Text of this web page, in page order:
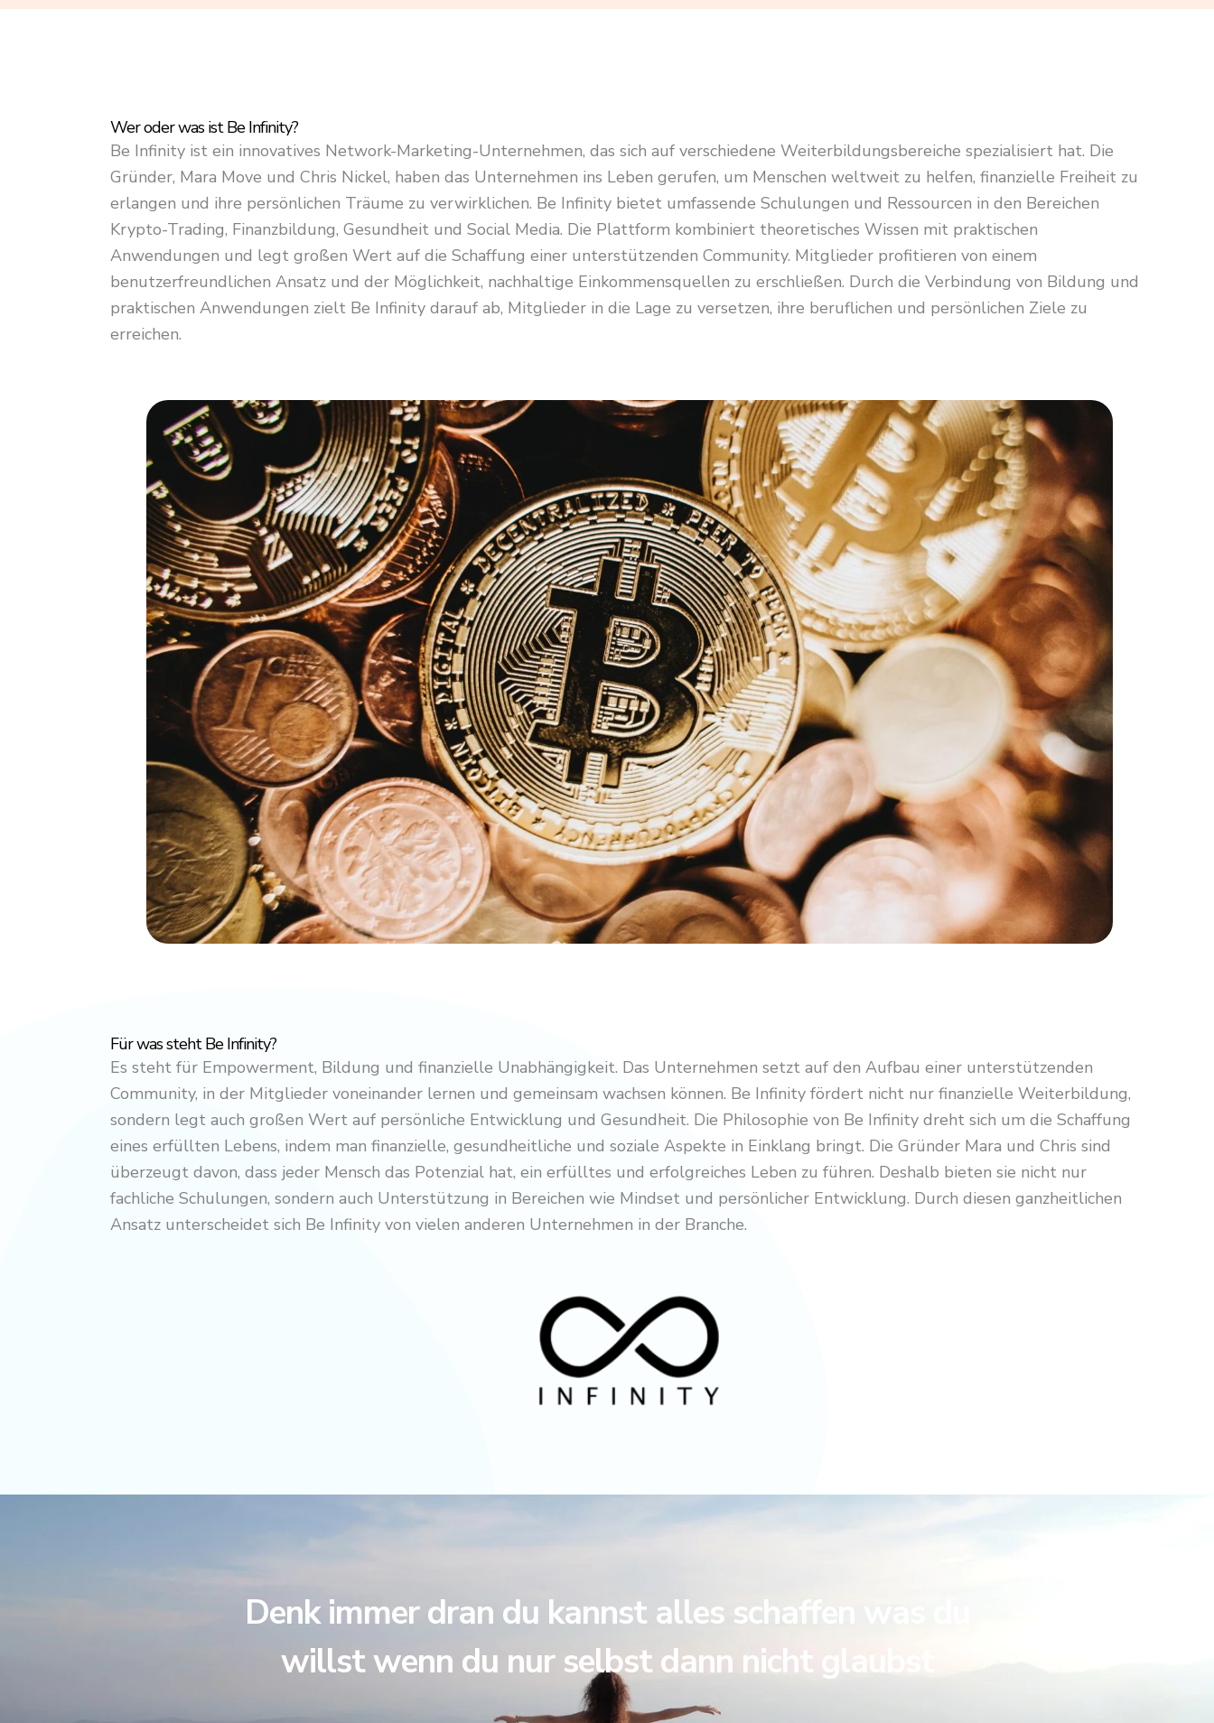
t
o
f
5
Wer oder was ist Be Infinity?
Be Infinity ist ein innovatives Network-Marketing-Unternehmen, das sich auf verschiedene Weiterbildungsbereiche spezialisiert hat. Die
Gründer, Mara Move und Chris Nickel, haben das Unternehmen ins Leben gerufen, um Menschen weltweit zu helfen, finanzielle Freiheit zu
erlangen und ihre persönlichen Träume zu verwirklichen. Be Infinity bietet umfassende Schulungen und Ressourcen in den Bereichen
Krypto-Trading, Finanzbildung, Gesundheit und Social Media. Die Plattform kombiniert theoretisches Wissen mit praktischen
Anwendungen und legt großen Wert auf die Schaffung einer unterstützenden Community. Mitglieder profitieren von einem
benutzerfreundlichen Ansatz und der Möglichkeit, nachhaltige Einkommensquellen zu erschließen. Durch die Verbindung von Bildung und
praktischen Anwendungen zielt Be Infinity darauf ab, Mitglieder in die Lage zu versetzen, ihre beruflichen und persönlichen Ziele zu
erreichen.
Für was steht Be Infinity?
Es steht für Empowerment, Bildung und finanzielle Unabhängigkeit. Das Unternehmen setzt auf den Aufbau einer unterstützenden
Community, in der Mitglieder voneinander lernen und gemeinsam wachsen können. Be Infinity fördert nicht nur finanzielle Weiterbildung,
sondern legt auch großen Wert auf persönliche Entwicklung und Gesundheit. Die Philosophie von Be Infinity dreht sich um die Schaffung
eines erfüllten Lebens, indem man finanzielle, gesundheitliche und soziale Aspekte in Einklang bringt. Die Gründer Mara und Chris sind
überzeugt davon, dass jeder Mensch das Potenzial hat, ein erfülltes und erfolgreiches Leben zu führen. Deshalb bieten sie nicht nur
fachliche Schulungen, sondern auch Unterstützung in Bereichen wie Mindset und persönlicher Entwicklung. Durch diesen ganzheitlichen
Ansatz unterscheidet sich Be Infinity von vielen anderen Unternehmen in der Branche.
Denk immer dran du kannst alles schaffen was du
willst wenn du nur selbst dann nicht glaubst